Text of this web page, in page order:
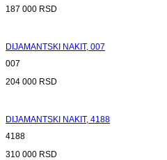
187 000 RSD
DIJAMANTSKI NAKIT, 007
007
204 000 RSD
DIJAMANTSKI NAKIT, 4188
4188
310 000 RSD